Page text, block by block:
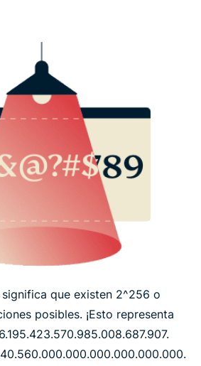
que existen 2^256 o
posibles. ¡Esto representa